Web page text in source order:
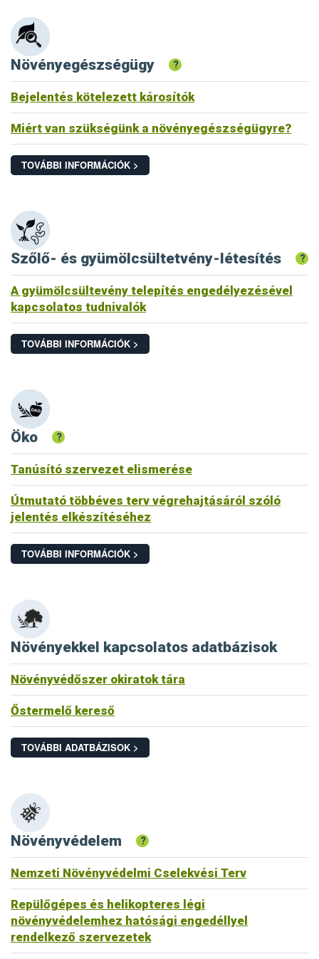
Növényegészségügy ?
Bejelentés kötelezett károsítók
Miért van szükségünk a növényegészségügyre?
TOVÁBBI INFORMÁCIÓK >
Szőlő- és gyümölcsültetvény-létesítés ?
A gyümölcsültevény telepítés engedélyezésével
kapcsolatos tudnivalók
TOVÁBBI INFORMÁCIÓK >
Öko ?
Tanúsító szervezet elismerése
Útmutató többéves terv végrehajtásáról szóló
jelentés elkészítéséhez
TOVÁBBI INFORMÁCIÓK >
Növényekkel kapcsolatos adatbázisok
Növényvédőszer okiratok tára
Őstermelő kereső
TOVÁBBI ADATBÁZISOK >
Növényvédelem ?
Nemzeti Növényvédelmi Cselekvési Terv
Repülőgépes és helikopteres légi
növényvédelemhez hatósági engedéllyel
rendelkező szervezetek